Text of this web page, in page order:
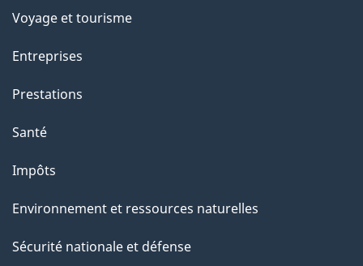
Voyage et tourisme
Entreprises
Prestations
Santé
Impôts
Environnement et ressources naturelles
Sécurité nationale et défense